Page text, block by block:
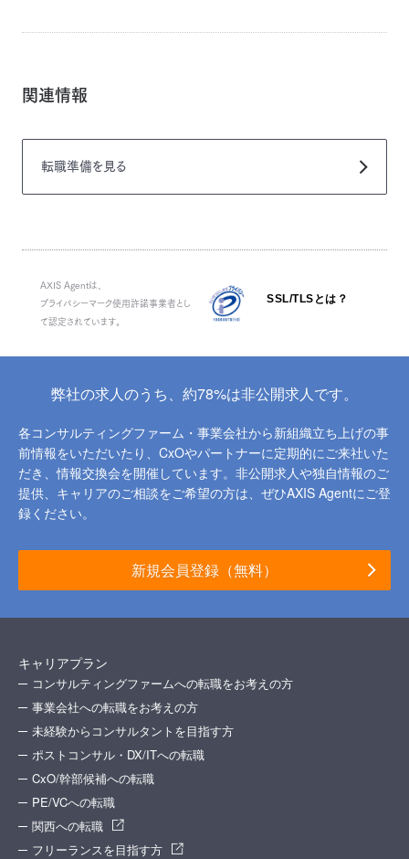
関連情報
転職準備を見る
AXIS Agentは、
プライバシーマーク使用許諾事業者とし
て認定されています。
SSL/TLSとは？
弊社の求人のうち、約78%は非公開求人です。
各コンサルティングファーム・事業会社から新組織立ち上げの事
前情報をいただいたり、 CxOやパートナーに定期的にご来社いた
だき、情報交換会を開催しています。 非公開求人や独自情報のご
提供、キャリアのご相談をご希望の方は、ぜひAXIS Agentにご登
録ください。
新規会員登録（無料）
キャリアプラン
コンサルティングファームへの転職をお考えの方
事業会社への転職をお考えの方
未経験からコンサルタントを目指す方
ポストコンサル・DX/ITへの転職
CxO/幹部候補への転職
PE/VCへの転職
関西への転職
フリーランスを目指す方